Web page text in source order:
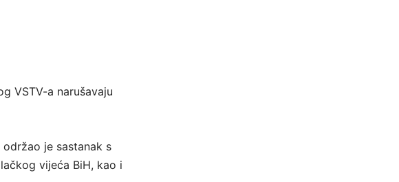
VSTV-a narušavaju
je sastanak s
vijeća BiH, kao i